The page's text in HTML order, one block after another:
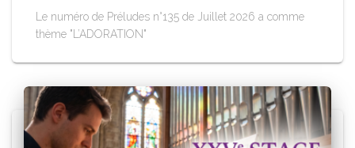
Le numéro de Préludes n°135 de Juillet 2026 a comme
thème "L’ADORATION"